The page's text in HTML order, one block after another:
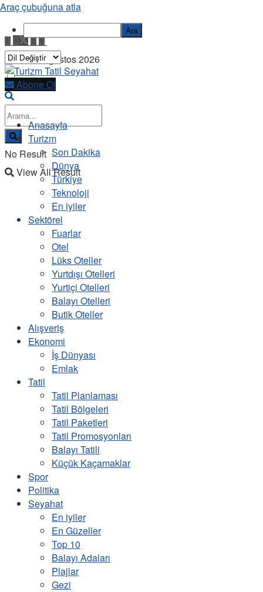
Cuma, 7 Ağustos 2026
No Result
View All Result
Abone Ol
Anasayfa
Turizm
Son Dakika
Dünya
Türkiye
Teknoloji
En iyiler
Sektörel
Fuarlar
Otel
Lüks Oteller
Yurtdışı Otelleri
Yurtiçi Otelleri
Balayı Otelleri
Butik Oteller
Alışveriş
Ekonomi
İş Dünyası
Emlak
Tatil
Tatil Planlaması
Tatil Bölgeleri
Tatil Paketleri
Tatil Promosyonları
Balayı Tatili
Küçük Kaçamaklar
Spor
Politika
Seyahat
En iyiler
En Güzeller
Top 10
Balayı Adaları
Plajlar
Gezi
Araç çubuğuna atla
Ara